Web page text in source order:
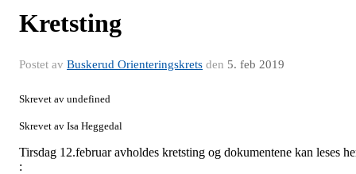
Kretsting
Postet av Buskerud Orienteringskrets den 5. feb 2019
Skrevet av undefined
Skrevet av Isa Heggedal
Tirsdag 12.februar avholdes kretsting og dokumentene kan leses
: